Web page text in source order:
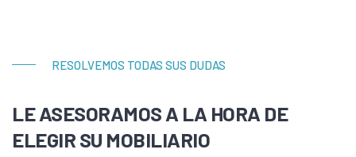
RESOLVEMOS TODAS SUS DUDAS
LE ASESORAMOS A LA HORA DE
ELEGIR SU MOBILIARIO